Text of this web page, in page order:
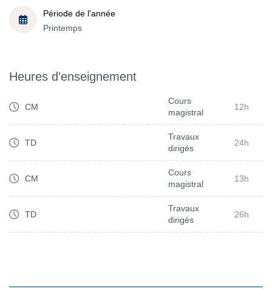
Période de l'année
Printemps
Heures d'enseignement
CM
Cours
magistral
12h
TD
Travaux
dirigés
24h
CM
Cours
magistral
13h
TD
Travaux
dirigés
26h